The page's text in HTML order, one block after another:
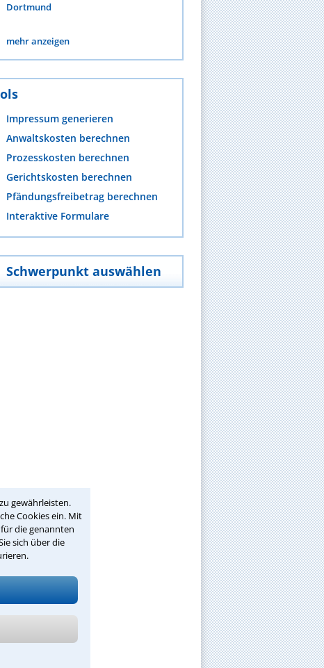
gewährleisten.
Cookies ein. Mit
die genannten
sich über die
Dortmund
mehr anzeigen
Impressum generieren
Anwaltskosten berechnen
Prozesskosten berechnen
Gerichtskosten berechnen
Pfändungsfreibetrag berechnen
Interaktive Formulare
Schwerpunkt auswählen